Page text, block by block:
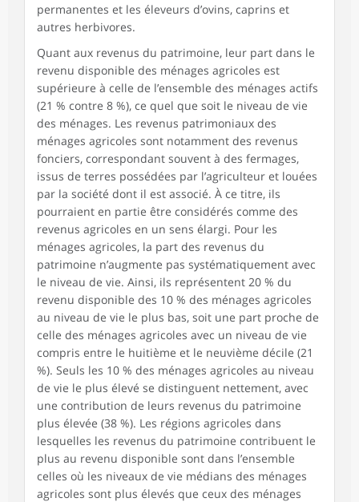
permanentes et les éleveurs d’ovins, caprins et
autres herbivores.
Quant aux revenus du patrimoine, leur part dans le
revenu disponible des ménages agricoles est
supérieure à celle de l’ensemble des ménages actifs
(21 % contre 8 %), ce quel que soit le niveau de vie
des ménages. Les revenus patrimoniaux des
ménages agricoles sont notamment des revenus
fonciers, correspondant souvent à des fermages,
issus de terres possédées par l’agriculteur et louées
par la société dont il est associé. À ce titre, ils
pourraient en partie être considérés comme des
revenus agricoles en un sens élargi. Pour les
ménages agricoles, la part des revenus du
patrimoine n’augmente pas systématiquement avec
le niveau de vie. Ainsi, ils représentent 20 % du
revenu disponible des 10 % des ménages agricoles
au niveau de vie le plus bas, soit une part proche de
celle des ménages agricoles avec un niveau de vie
compris entre le huitième et le neuvième décile (21
%). Seuls les 10 % des ménages agricoles au niveau
de vie le plus élevé se distinguent nettement, avec
une contribution de leurs revenus du patrimoine
plus élevée (38 %). Les régions agricoles dans
lesquelles les revenus du patrimoine contribuent le
plus au revenu disponible sont dans l’ensemble
celles où les niveaux de vie médians des ménages
agricoles sont plus élevés que ceux des ménages